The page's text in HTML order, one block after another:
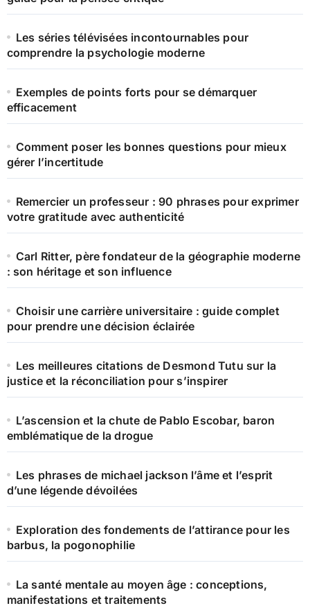
Les séries télévisées incontournables pour
comprendre la psychologie moderne
Exemples de points forts pour se démarquer
efficacement
Comment poser les bonnes questions pour mieux
gérer l’incertitude
Remercier un professeur : 90 phrases pour exprimer
votre gratitude avec authenticité
Carl Ritter, père fondateur de la géographie moderne
: son héritage et son influence
Choisir une carrière universitaire : guide complet
pour prendre une décision éclairée
Les meilleures citations de Desmond Tutu sur la
justice et la réconciliation pour s’inspirer
L’ascension et la chute de Pablo Escobar, baron
emblématique de la drogue
Les phrases de michael jackson l’âme et l’esprit
d’une légende dévoilées
Exploration des fondements de l’attirance pour les
barbus, la pogonophilie
La santé mentale au moyen âge : conceptions,
manifestations et traitements